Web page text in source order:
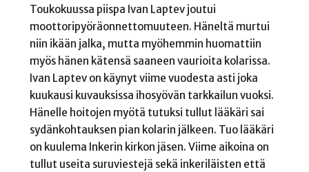
Toukokuussa piispa Ivan Laptev joutui
moottoripyöräonnettomuuteen. Häneltä murtui
niin ikään jalka, mutta myöhemmin huomattiin
myös hänen kätensä saaneen vaurioita kolarissa.
Ivan Laptev on käynyt viime vuodesta asti joka
kuukausi kuvauksissa ihosyövän tarkkailun vuoksi.
Hänelle hoitojen myötä tutuksi tullut lääkäri sai
sydänkohtauksen pian kolarin jälkeen. Tuo lääkäri
on kuulema Inkerin kirkon jäsen. Viime aikoina on
tullut useita suruviestejä sekä inkeriläisten että